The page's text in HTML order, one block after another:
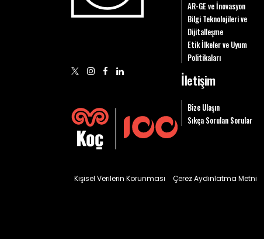
AR-GE ve İnovasyon
Bilgi Teknolojileri ve
Dijitalleşme
Etik İlkeler ve Uyum
Politikaları
İletişim
Bize Ulaşın
Sıkça Sorulan Sorular
Kişisel Verilerin Korunması Çerez Aydınlatma Metni